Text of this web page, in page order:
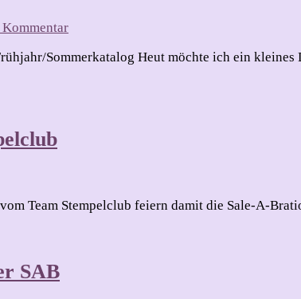
zu
Dankeschön
Sommerkatalog Heut möchte ich ein
Team Stempelclub feiern damit die Sale-A-
SAB